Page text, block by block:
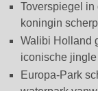
Toverspiegel in
koningin
Walibi Holland
iconische
Europa-Park